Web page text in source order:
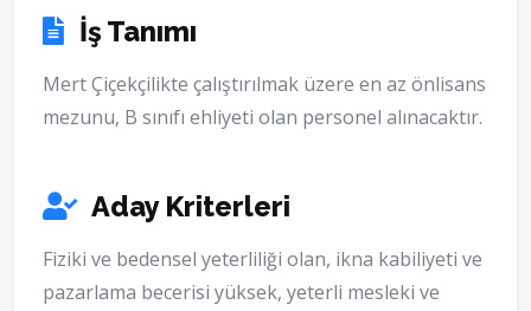
İş Tanımı
Mert Çiçekçilikte çalıştırılmak üzere en az önlisans
mezunu, B sınıfı ehliyeti olan personel alınacaktır.
Aday Kriterleri
Fiziki ve bedensel yeterliliği olan, ikna kabiliyeti ve
pazarlama becerisi yüksek, yeterli mesleki ve